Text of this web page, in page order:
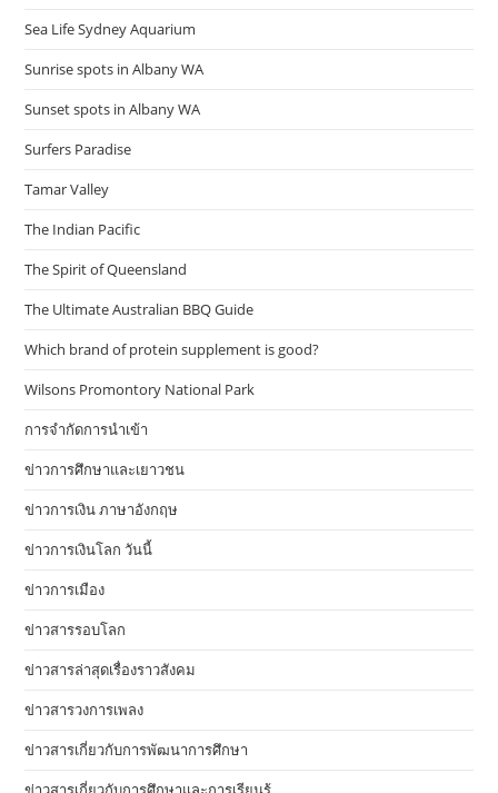
Sea Life Sydney Aquarium
Sunrise spots in Albany WA
Sunset spots in Albany WA
Surfers Paradise
Tamar Valley
The Indian Pacific
The Spirit of Queensland
The Ultimate Australian BBQ Guide
Which brand of protein supplement is good?
Wilsons Promontory National Park
การจำกัดการนำเข้า
ข่าวการศึกษาและเยาวชน
ข่าวการเงิน ภาษาอังกฤษ
ข่าวการเงินโลก วันนี้
ข่าวการเมือง
ข่าวสารรอบโลก
ข่าวสารล่าสุดเรื่องราวสังคม
ข่าวสารวงการเพลง
ข่าวสารเกี่ยวกับการพัฒนาการศึกษา